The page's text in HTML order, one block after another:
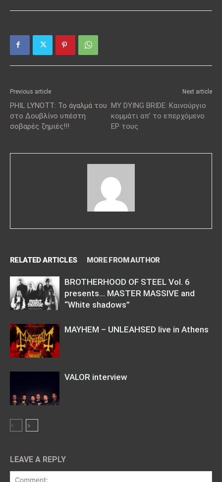
Previous article
PHIL LYNOTT: Το άγαλμά του
στο Δουβλίνο υπέστη
σοβαρές ζημιές!!!
Next article
MY DYING BRIDE: Καινούργιο
κομμάτι απ’ το επερχόμενο
EP τους
RELATED ARTICLES MORE FROM AUTHOR
BROTHERHOOD OF STEEL Vol. 6
presents… MASTER MASSIVE and
“White shadows”
MAYHEM – UNLEAHSED live in Athens
VALOR interview
LEAVE A REPLY